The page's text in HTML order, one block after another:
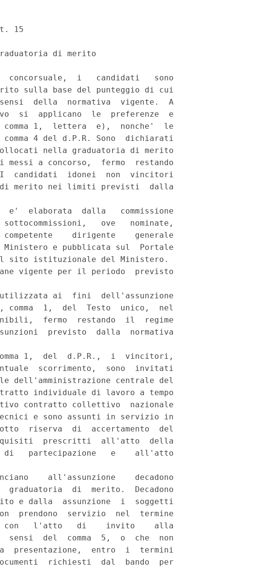
15
di merito
concorsuale,  i   candidati   sono
sulla base del punteggio di cui
della  normativa  vigente.  A
si  applicano  le  preferenze  e
1,  lettera  e),  nonche'  le
4 del d.P.R. Sono  dichiarati
nella graduatoria di merito
messi a concorso,  fermo  restando
candidati  idonei  non  vincitori
di merito nei limiti previsti  dalla
e'  elaborata  dalla   commissione
ove   nominate,
dirigente    generale
e pubblicata sul  Portale
sito istituzionale del Ministero.
vigente per il periodo  previsto
ai  fini  dell'assunzione
1,  del  Testo  unico,  nel
fermo  restando  il  regime
previsto  dalla  normativa
1,  del  d.P.R.,  i  vincitori,
scorrimento,  sono  invitati
dell'amministrazione centrale del
individuale di lavoro a tempo
contratto collettivo  nazionale
e sono assunti in servizio in
riserva  di  accertamento  del
prescritti  all'atto  della
di   partecipazione   e    all'atto
all'assunzione    decadono
graduatoria  di  merito.  Decadono
e dalla  assunzione  i  soggetti
prendono  servizio  nel  termine
con   l'atto   di    invito    alla
del  comma  5,  o  che  non
presentazione,  entro  i  termini
richiesti  dal  bando  per